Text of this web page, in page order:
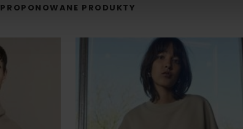
PROPONOWANE PRODUKTY